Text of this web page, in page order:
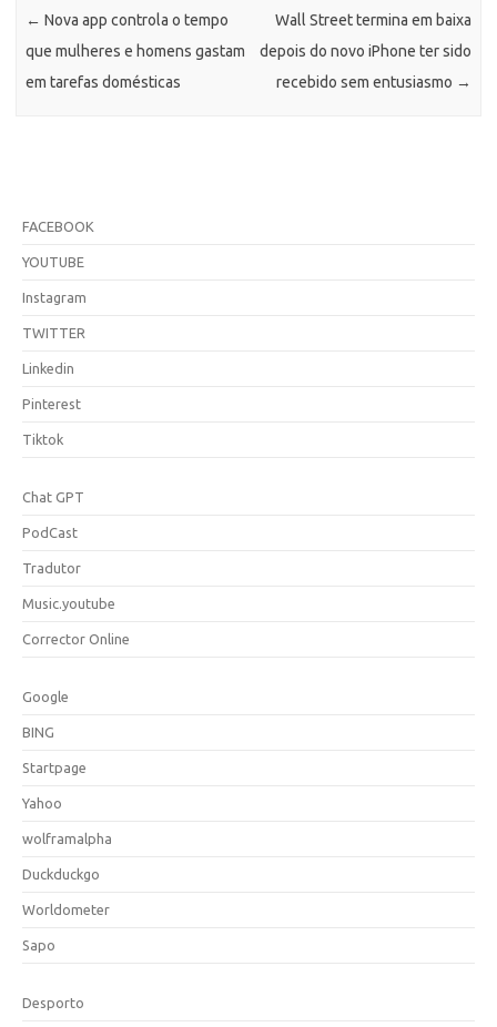
← Nova app controla o tempo
que mulheres e homens gastam
em tarefas domésticas
Wall Street termina em baixa
depois do novo iPhone ter sido
recebido sem entusiasmo →
FACEBOOK
YOUTUBE
Instagram
TWITTER
Linkedin
Pinterest
Tiktok
Chat GPT
PodCast
Tradutor
Music.youtube
Corrector Online
Google
BING
Startpage
Yahoo
wolframalpha
Duckduckgo
Worldometer
Sapo
Desporto